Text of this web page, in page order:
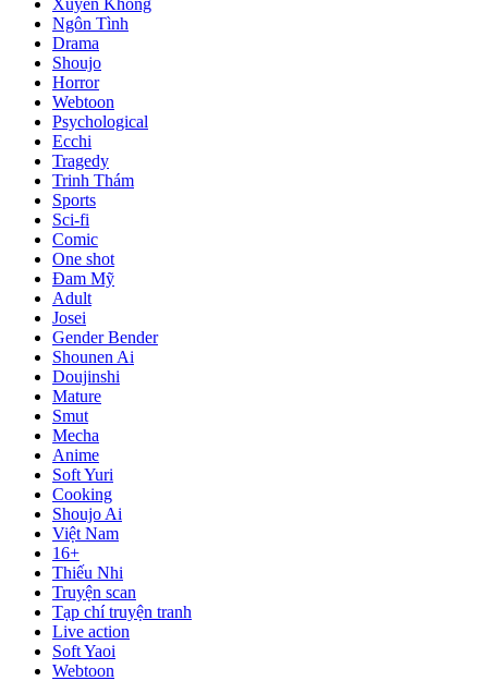
Ngôn Tình
Drama
Shoujo
Horror
Webtoon
Psychological
Ecchi
Tragedy
Trinh Thám
Sports
Sci-fi
Comic
One shot
Đam Mỹ
Adult
Josei
Gender Bender
Shounen Ai
Doujinshi
Mature
Smut
Mecha
Anime
Soft Yuri
Cooking
Shoujo Ai
Việt Nam
16+
Thiếu Nhi
Truyện scan
Tạp chí truyện tranh
Live action
Soft Yaoi
Webtoon